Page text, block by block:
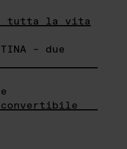
tutta la vita
– due